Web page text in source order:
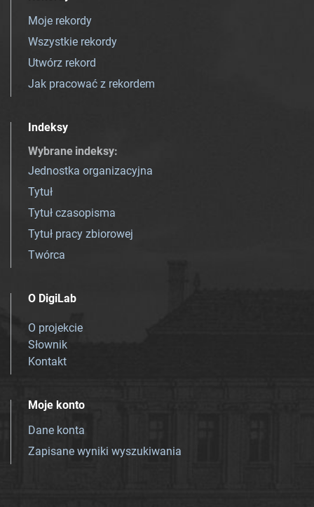
Moje rekordy
Wszystkie rekordy
Utwórz rekord
Jak pracować z rekordem
Indeksy
Wybrane indeksy:
Jednostka organizacyjna
Tytuł
Tytuł czasopisma
Tytuł pracy zbiorowej
Twórca
O DigiLab
O projekcie
Słownik
Kontakt
Moje konto
Dane konta
Zapisane wyniki wyszukiwania